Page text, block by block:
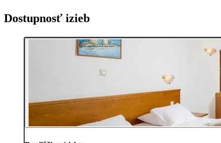
Dostupnosť izieb